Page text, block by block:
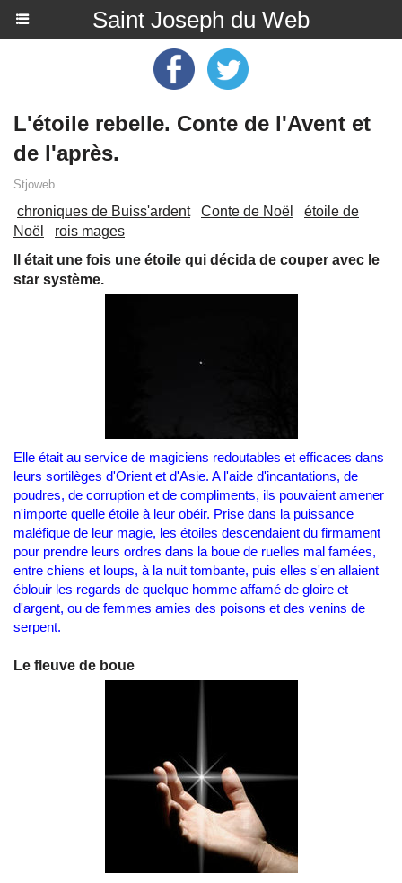
Saint Joseph du Web
L'étoile rebelle. Conte de l'Avent et
de l'après.
Stjoweb
chroniques de Buiss'ardent Conte de Noël
étoile de
Noël
rois mages
Il était une fois une étoile qui décida de couper avec le
star système.
Elle était au service de magiciens redoutables et efficaces dans
leurs sortilèges d'Orient et d'Asie. A l'aide d'incantations, de
poudres, de corruption et de compliments, ils pouvaient amener
n'importe quelle étoile à leur obéir. Prise dans la puissance
maléfique de leur magie, les étoiles descendaient du firmament
pour prendre leurs ordres dans la boue de ruelles mal famées,
entre chiens et loups, à la nuit tombante, puis elles s'en allaient
éblouir les regards de quelque homme affamé de gloire et
d'argent, ou de femmes amies des poisons et des venins de
serpent.
Le fleuve de boue